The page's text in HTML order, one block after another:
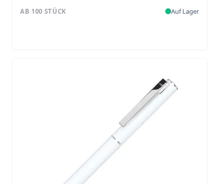
AB 100 STÜCK Auf Lager